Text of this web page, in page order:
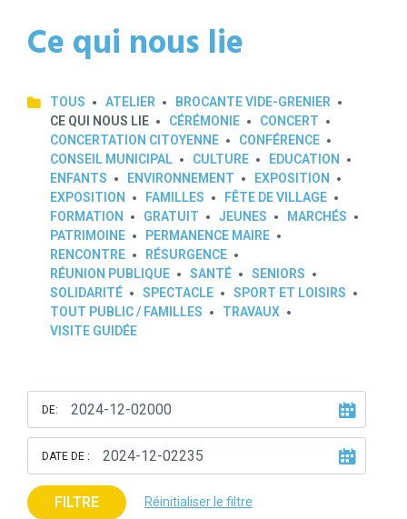
Ce qui nous lie
TOUS ATELIER
BROCANTE VIDE-GRENIER
CE QUI NOUS LIE
CÉRÉMONIE
CONCERT
CONCERTATION CITOYENNE
CONFÉRENCE
CONSEIL MUNICIPAL
CULTURE
EDUCATION
ENFANTS
ENVIRONNEMENT
EXPOSITION
EXPOSITION
FAMILLES
FÊTE DE VILLAGE
FORMATION
GRATUIT JEUNES
MARCHÉS
PATRIMOINE
PERMANENCE MAIRE
RENCONTRE
RÉSURGENCE
RÉUNION PUBLIQUE
SANTÉ
SENIORS
SOLIDARITÉ
SPECTACLE
SPORT ET LOISIRS
TOUT PUBLIC / FAMILLES
TRAVAUX
VISITE GUIDÉE
DE:
DATE DE :
FILTRE Réinitialiser le filtre